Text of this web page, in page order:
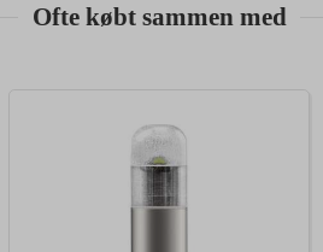
Ofte købt sammen med